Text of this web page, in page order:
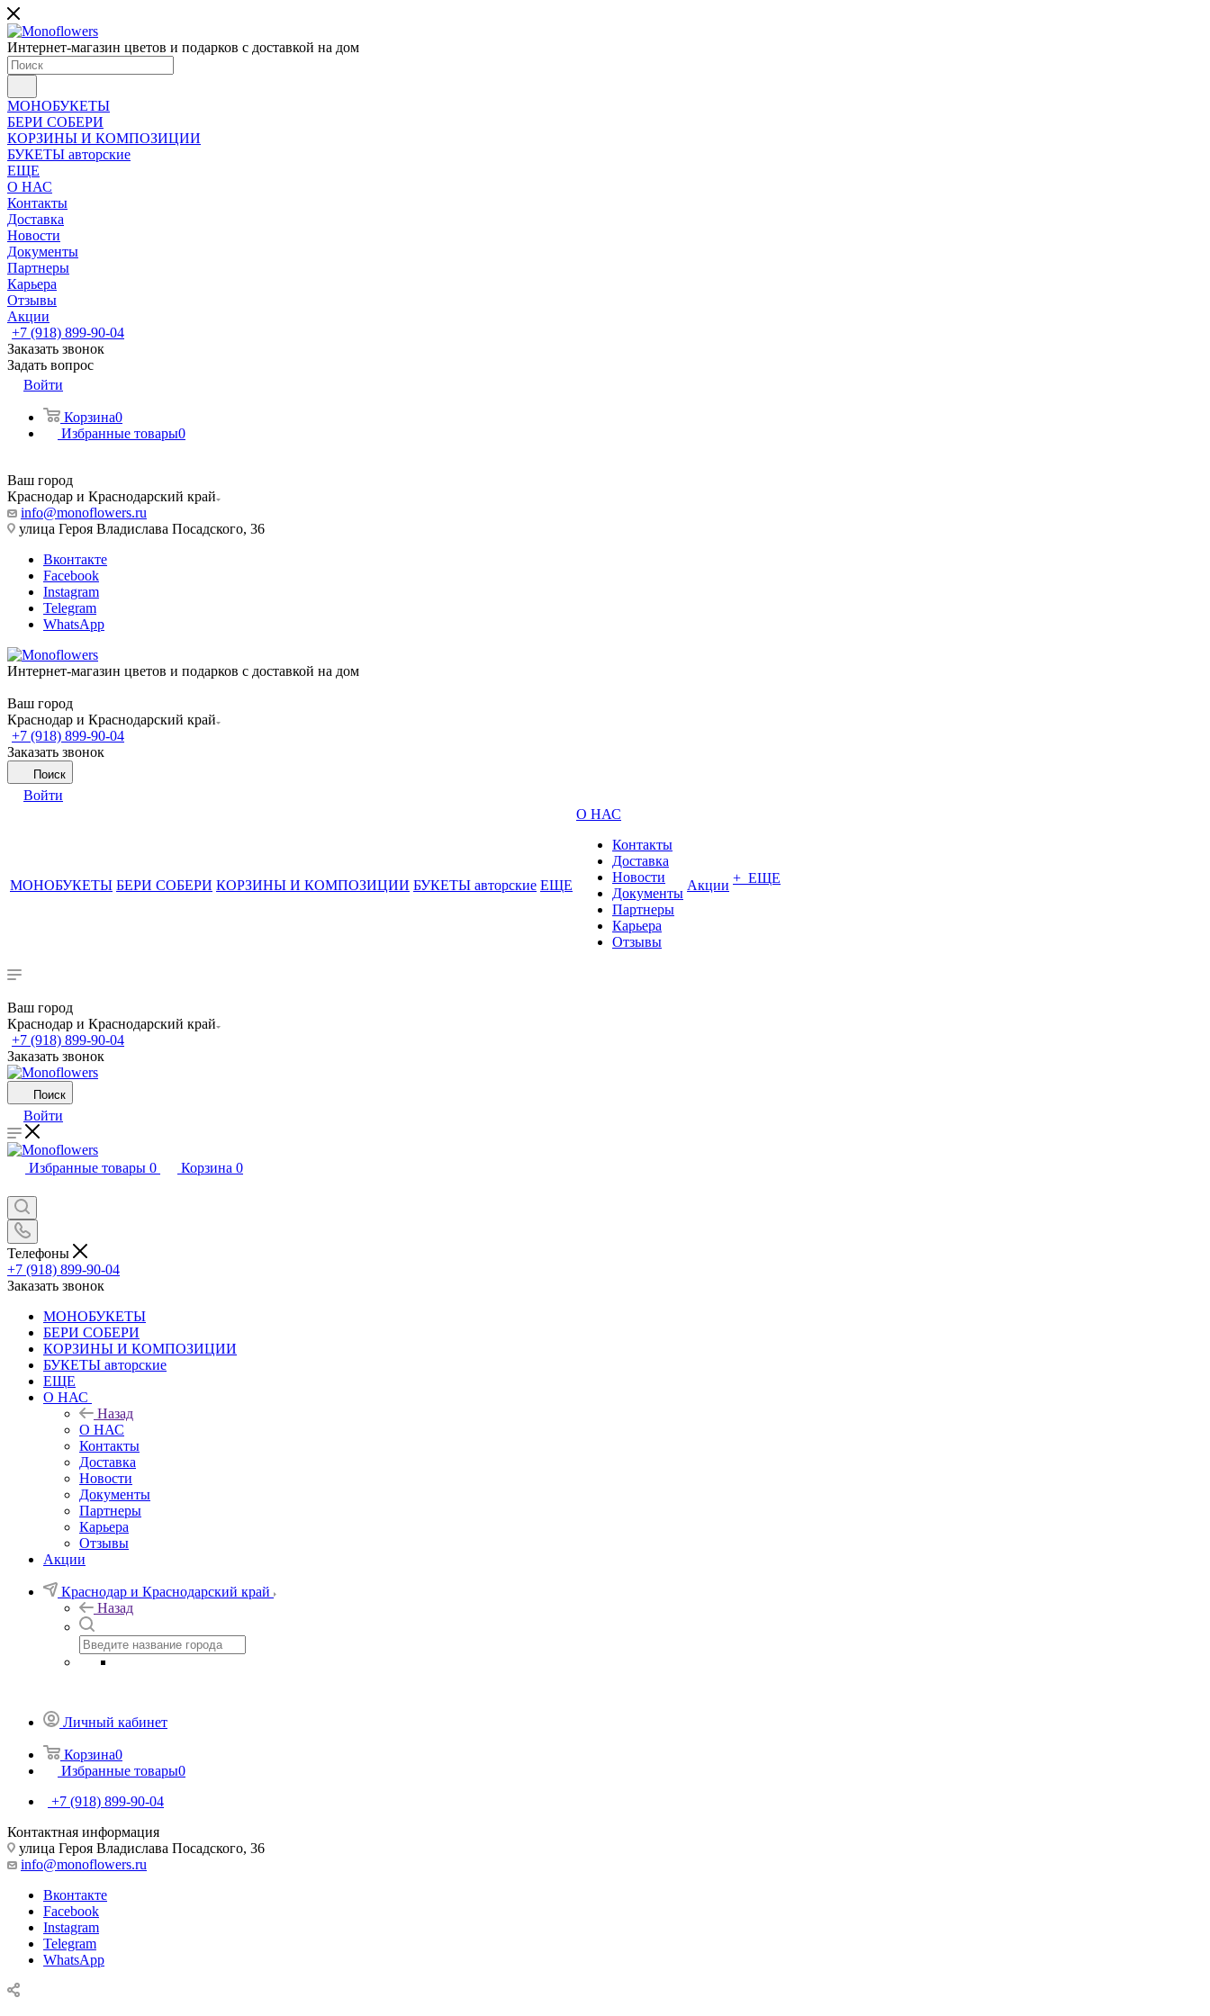
Интернет-магазин цветов и подарков с доставкой на дом
МОНОБУКЕТЫ
БЕРИ СОБЕРИ
КОРЗИНЫ И КОМПОЗИЦИИ
БУКЕТЫ авторские
ЕЩЕ
О НАС
Контакты
Доставка
Новости
Документы
Партнеры
Карьера
Отзывы
Акции
+7 (918) 899-90-04
Заказать звонок
Задать вопрос
Войти
Корзина0
Избранные товары0
Ваш город
Краснодар и Краснодарский край
info@monoflowers.ru
улица Героя Владислава Посадского, 36
Вконтакте
Facebook
Instagram
Telegram
WhatsApp
Интернет-магазин цветов и подарков с доставкой на дом
Ваш город
Краснодар и Краснодарский край
+7 (918) 899-90-04
Заказать звонок
Поиск
Войти
МОНОБУКЕТЫ БЕРИ СОБЕРИ КОРЗИНЫ И КОМПОЗИЦИИ БУКЕТЫ авторские ЕЩЕ
О НАС
Контакты
Доставка
Новости
Документы
Партнеры
Карьера
Отзывы
Акции + ЕЩЕ
Ваш город
Краснодар и Краснодарский край
+7 (918) 899-90-04
Заказать звонок
Поиск
Войти
Избранные товары 0 Корзина 0
Телефоны
+7 (918) 899-90-04
Заказать звонок
МОНОБУКЕТЫ
БЕРИ СОБЕРИ
КОРЗИНЫ И КОМПОЗИЦИИ
БУКЕТЫ авторские
ЕЩЕ
О НАС
Назад
О НАС
Контакты
Доставка
Новости
Документы
Партнеры
Карьера
Отзывы
Акции
Краснодар и Краснодарский край
Назад
Личный кабинет
Корзина0
Избранные товары0
+7 (918) 899-90-04
Контактная информация
улица Героя Владислава Посадского, 36
info@monoflowers.ru
Вконтакте
Facebook
Instagram
Telegram
WhatsApp